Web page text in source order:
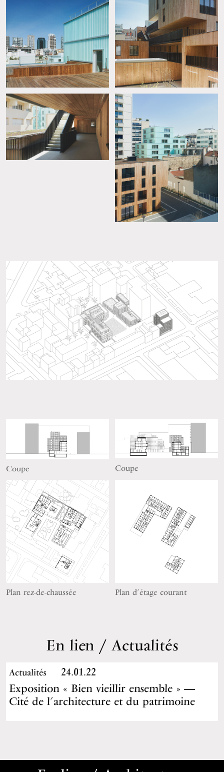
Coupe Coupe
Plan rez-de-chaussée Plan d’étage courant
En lien / Actualités
Actualités
24.01.22
Exposition « Bien vieillir ensemble » —
Cité de l’architecture et du patrimoine